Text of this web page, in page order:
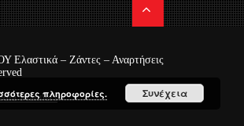
– Ζάντες – Αναρτήσεις
Plannersπληροφορίες. Συνέχεια